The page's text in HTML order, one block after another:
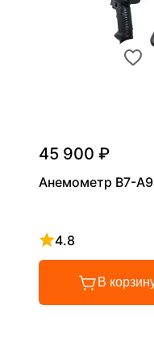
45 900 ₽
Анемометр В7-А9
4.8
Рейтинг 4.8 из 5
В